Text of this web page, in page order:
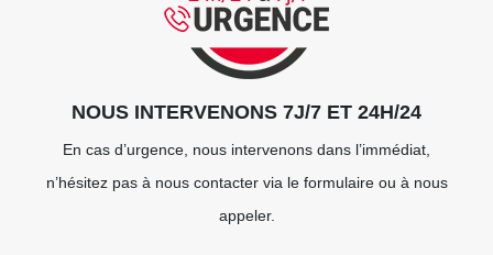
NOUS INTERVENONS 7J/7 ET 24H/24
En cas d’urgence, nous intervenons dans l’immédiat,
n’hésitez pas à nous contacter via le formulaire ou à nous
appeler.